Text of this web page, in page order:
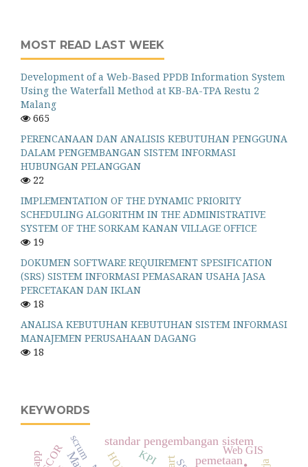
MOST READ LAST WEEK
Development of a Web-Based PPDB Information System
Using the Waterfall Method at KB-BA-TPA Restu 2
Malang
665
PERENCANAAN DAN ANALISIS KEBUTUHAN PENGGUNA
DALAM PENGEMBANGAN SISTEM INFORMASI
HUBUNGAN PELANGGAN
22
IMPLEMENTATION OF THE DYNAMIC PRIORITY
SCHEDULING ALGORITHM IN THE ADMINISTRATIVE
SYSTEM OF THE SORKAM KANAN VILLAGE OFFICE
19
DOKUMEN SOFTWARE REQUIREMENT SPESIFICATION
(SRS) SISTEM INFORMASI PEMASARAN USAHA JASA
PERCETAKAN DAN IKLAN
18
ANALISA KEBUTUHAN KEBUTUHAN SISTEM INFORMASI
MANAJEMEN PERUSAHAAN DAGANG
18
KEYWORDS
standar pengembangan sistem
pemetaan
SCORscrum KPI Web GIS